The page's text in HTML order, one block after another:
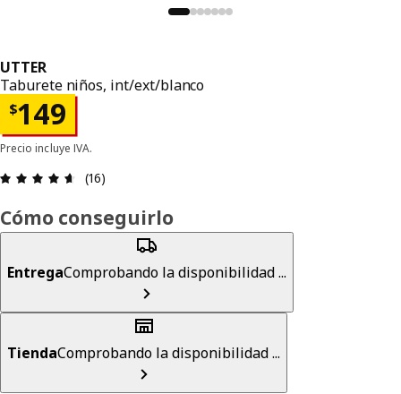
UTTER
Taburete niños, int/ext/blanco
$149
Precio $ 149
Precio incluye IVA.
Revisión: 4.6 fuera de 5 estrellas. Revisiones
(16)
Cómo conseguirlo
EntregaComprobando la disponibilidad ...
TiendaComprobando la disponibilidad ...